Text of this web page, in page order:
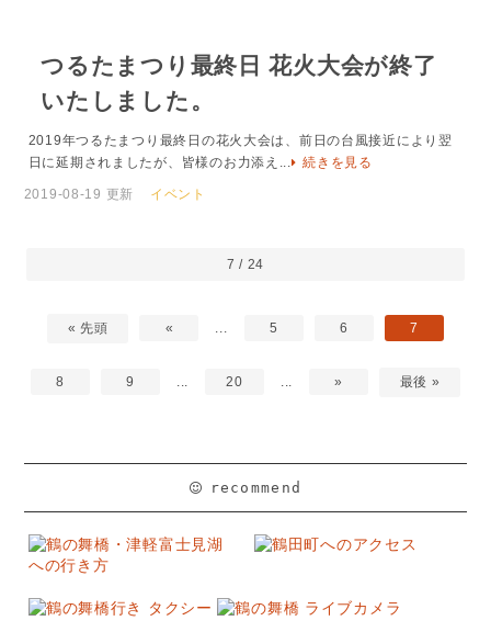
つるたまつり最終日 花火大会が終了
いたしました。
2019年つるたまつり最終日の花火大会は、前日の台風接近により翌
日に延期されましたが、皆様のお力添え...
続きを見る
2019-08-19 更新 イベント
7 / 24
« 先頭 « ... 5 6 7
8 9 ... 20 ... » 最後 »
recommend